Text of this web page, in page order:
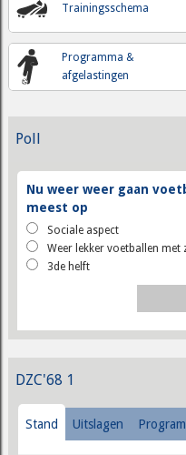
Trainingsschema
Programma &
afgelastingen
Poll
Nu weer weer gaan
meest op
Sociale aspect
Weer lekker voetballen met
3de helft
DZC'68 1
Stand Uitslagen